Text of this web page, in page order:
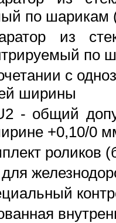
по шарикам
из
по
с
ширины
- общий
+0,10/0
роликов